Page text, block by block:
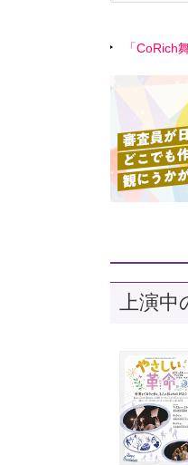
「CoRich
上演中